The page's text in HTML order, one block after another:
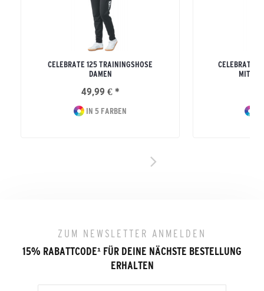
CELEBRATE 125 TRAININGSHOSE
DAMEN
49,99 € *
IN 5 FARBEN
CELEBRATE
MIT
ZUM NEWSLETTER ANMELDEN
15% RABATTCODE¹ FÜR DEINE NÄCHSTE BESTELLUNG
ERHALTEN